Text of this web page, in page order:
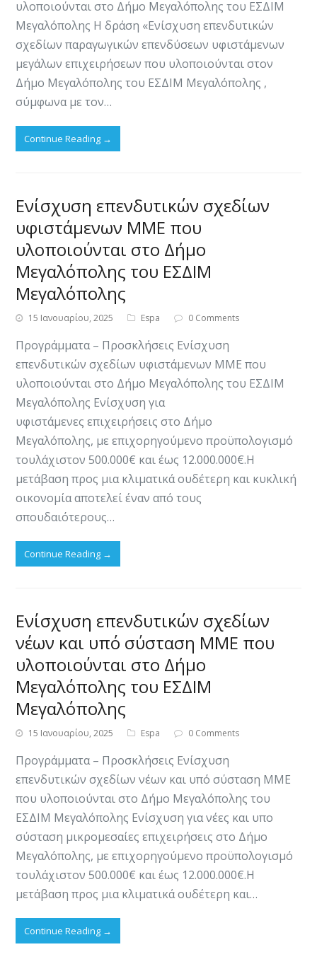
υλοποιούνται στο Δήμο Μεγαλόπολης του ΕΣΔΙΜ
Μεγαλόπολης Η δράση «Ενίσχυση επενδυτικών
σχεδίων παραγωγικών επενδύσεων υφιστάμενων
μεγάλων επιχειρήσεων που υλοποιούνται στον
Δήμο Μεγαλόπολης του ΕΣΔΙΜ Μεγαλόπολης ,
σύμφωνα με τον…
Continue Reading →
Ενίσχυση επενδυτικών σχεδίων
υφιστάμενων ΜΜΕ που
υλοποιούνται στο Δήμο
Μεγαλόπολης του ΕΣΔΙΜ
Μεγαλόπολης
15 Ιανουαρίου, 2025 Espa 0 Comments
Προγράμματα – Προσκλήσεις Ενίσχυση
επενδυτικών σχεδίων υφιστάμενων ΜΜΕ που
υλοποιούνται στο Δήμο Μεγαλόπολης του ΕΣΔΙΜ
Μεγαλόπολης Ενίσχυση για ​
υφιστάμενες επιχειρήσεις στο Δήμο
Μεγαλόπολης, με επιχορηγούμενο προϋπολογισμό
τουλάχιστον 500.000€ και έως 12.000.000€.​​​​​​​Η
μετάβαση προς μια κλιματικά ουδέτερη και κυκλική
οικονομία αποτελεί έναν από τους
σπουδαιότερους…
Continue Reading →
Ενίσχυση επενδυτικών σχεδίων
νέων και υπό σύσταση ΜΜΕ που
υλοποιούνται στο Δήμο
Μεγαλόπολης του ΕΣΔΙΜ
Μεγαλόπολης
15 Ιανουαρίου, 2025 Espa 0 Comments
Προγράμματα – Προσκλήσεις Ενίσχυση
επενδυτικών σχεδίων νέων και υπό σύσταση ΜΜΕ
που υλοποιούνται στο Δήμο Μεγαλόπολης του
ΕΣΔΙΜ Μεγαλόπολης ​Ενίσχυση για νέες και υπο
σύσταση μικρομεσαίες επιχειρήσεις στο Δήμο
Μεγαλόπολης, με επιχορηγούμενο προϋπολογισμό
τουλάχιστον 500.000€ και έως 12.000.000€.​Η
μετάβαση προς μια κλιματικά ουδέτερη και…
Continue Reading →